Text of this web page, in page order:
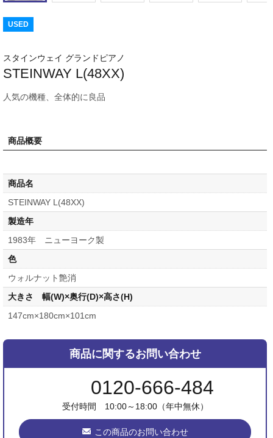
USED
スタインウェイ グランドピアノ
STEINWAY L(48XX)
人気の機種、全体的に良品
商品概要
商品名
STEINWAY L(48XX)
製造年
1983年 ニューヨーク製
色
ウォルナット艶消
大きさ 幅(W)×奥行(D)×高さ(H)
147cm×180cm×101cm
商品に関するお問い合わせ
0120-666-484
受付時間 10:00～18:00（年中無休）
この商品のお問い合わせ